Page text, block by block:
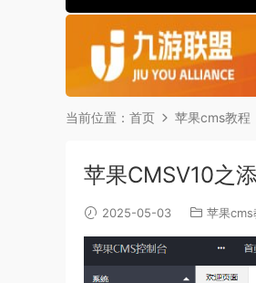
当前位置： 首页 苹果cms教程
苹果CMSV10之
2025-05-03 苹果cms